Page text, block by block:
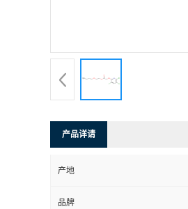
产品详请
产地
品牌